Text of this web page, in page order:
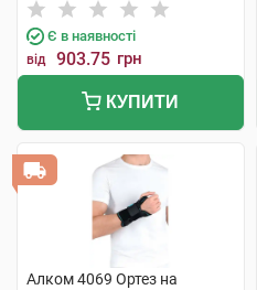
Є в наявності
від 903.75 грн
КУПИТИ
Алком 4069 Ортез на